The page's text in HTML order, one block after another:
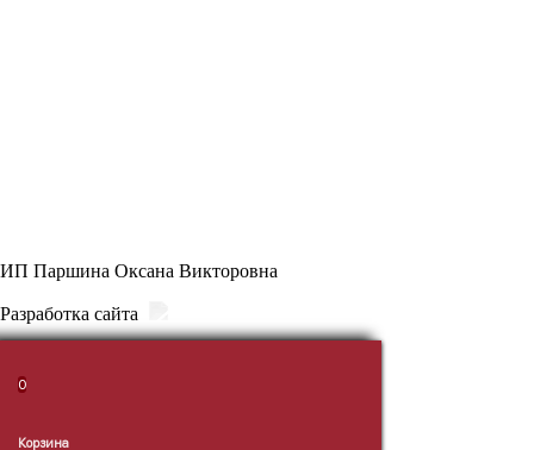
ИП Паршина Оксана Викторовна
Разработка сайта
0